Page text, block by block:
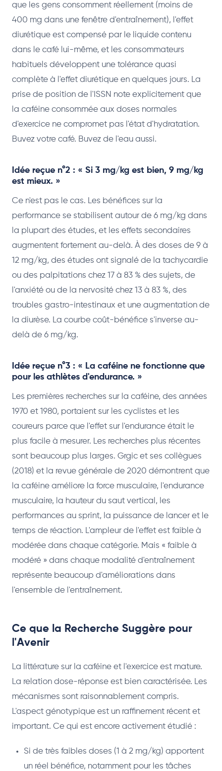
que les gens consomment réellement (moins de
400 mg dans une fenêtre d'entraînement), l'effet
diurétique est compensé par le liquide contenu
dans le café lui-même, et les consommateurs
habituels développent une tolérance quasi
complète à l'effet diurétique en quelques jours. La
prise de position de l'ISSN note explicitement que
la caféine consommée aux doses normales
d'exercice ne compromet pas l'état d'hydratation.
Buvez votre café. Buvez de l'eau aussi.
Idée reçue n°2 : « Si 3 mg/kg est bien, 9 mg/kg
est mieux. »
Ce n'est pas le cas. Les bénéfices sur la
performance se stabilisent autour de 6 mg/kg dans
la plupart des études, et les effets secondaires
augmentent fortement au-delà. À des doses de 9 à
12 mg/kg, des études ont signalé de la tachycardie
ou des palpitations chez 17 à 83 % des sujets, de
l'anxiété ou de la nervosité chez 13 à 83 %, des
troubles gastro-intestinaux et une augmentation de
la diurèse. La courbe coût-bénéfice s'inverse au-
delà de 6 mg/kg.
Idée reçue n°3 : « La caféine ne fonctionne que
pour les athlètes d'endurance. »
Les premières recherches sur la caféine, des années
1970 et 1980, portaient sur les cyclistes et les
coureurs parce que l'effet sur l'endurance était le
plus facile à mesurer. Les recherches plus récentes
sont beaucoup plus larges. Grgic et ses collègues
(2018) et la revue générale de 2020 démontrent que
la caféine améliore la force musculaire, l'endurance
musculaire, la hauteur du saut vertical, les
performances au sprint, la puissance de lancer et le
temps de réaction. L'ampleur de l'effet est faible à
modérée dans chaque catégorie. Mais « faible à
modéré » dans chaque modalité d'entraînement
représente beaucoup d'améliorations dans
l'ensemble de l'entraînement.
Ce que la Recherche Suggère pour
l'Avenir
La littérature sur la caféine et l'exercice est mature.
La relation dose-réponse est bien caractérisée. Les
mécanismes sont raisonnablement compris.
L'aspect génotypique est un raffinement récent et
important. Ce qui est encore activement étudié :
Si de très faibles doses (1 à 2 mg/kg) apportent
un réel bénéfice, notamment pour les tâches